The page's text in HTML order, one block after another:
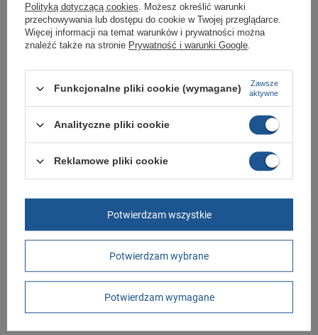
oryginalny i pochodzi z oficjalnej sieci dystrybucyjnej.
W ciągu 30 dni możesz dokonać zwrotu bądź wymiany towaru bez
podania przyczyny.
Marka Rider
Materiał zewnętrzny
Zapięcie wsuwane
Długość towaru w
Więcej
30
Wysokość towaru w
centymetrach
Więcej
12
Polityką dotyczącą cookies. Możesz określić warunki
przechowywania lub dostępu do cookie w Twojej przeglądarce.
Więcej informacji na temat warunków i prywatności można
znaleźć także na stronie Prywatność i warunki Google.
Funkcjonalne pliki cookie (wymagane)
Zawsze
aktywne
Analityczne pliki cookie
Reklamowe pliki cookie
Potwierdzam wybrane
Potwierdzam wymagane
Potwierdzam wszystkie